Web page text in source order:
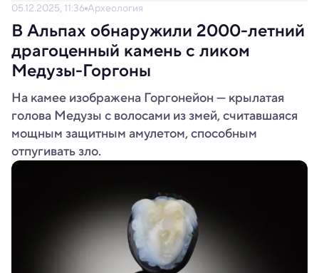
05.12.2025, 11:36 Археология
В Альпах обнаружили 2000-летний
драгоценный камень с ликом
Медузы-Горгоны
На камее изображена Горгонейон — крылатая
голова Медузы с волосами из змей, считавшаяся
мощным защитным амулетом, способным
отпугивать зло.